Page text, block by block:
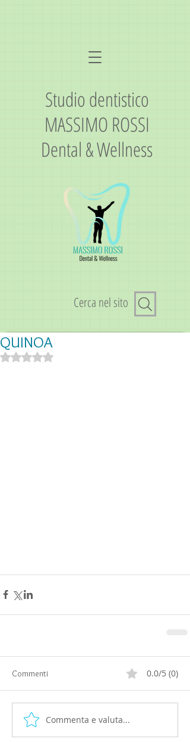
Studio dentistico
MASSIMO ROSSI
Dental & Wellness
Cerca nel sito
QUINOA
Valutazione NaN stelle su 5.
Commenti 0.0/5 (0)
Commenta e valuta...